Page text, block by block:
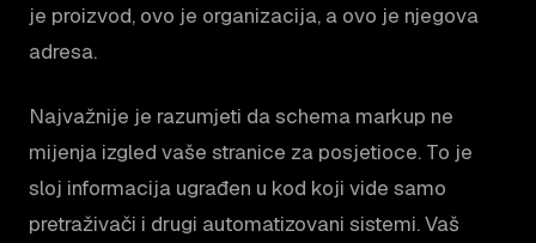
je proizvod, ovo je organizacija, a ovo je njegova
adresa.
Najvažnije je razumjeti da schema markup ne
mijenja izgled vaše stranice za posjetioce. To je
sloj informacija ugrađen u kod koji vide samo
pretraživači i drugi automatizovani sistemi. Vaš